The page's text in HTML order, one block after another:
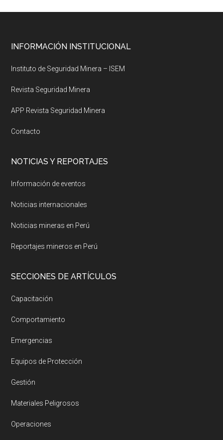
Footer
INFORMACIÓN INSTITUCIONAL
Instituto de Seguridad Minera – ISEM
Revista Seguridad Minera
APP Revista Seguridad Minera
Contacto
NOTICIAS Y REPORTAJES
Información de eventos
Noticias internacionales
Noticias mineras en Perú
Reportajes mineros en Perú
SECCIONES DE ARTÍCULOS
Capacitación
Comportamiento
Emergencias
Equipos de Protección
Gestión
Materiales Peligrosos
Operaciones